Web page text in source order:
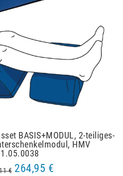
BASIS+MODUL, 2-teiliges-
HMV
€ 264,95 €